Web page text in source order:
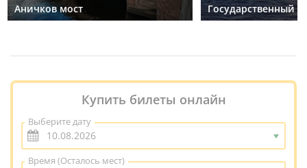
Аничков мост Государственный
Купить билеты онлайн
Выберите дату
Время (Осталось мест)